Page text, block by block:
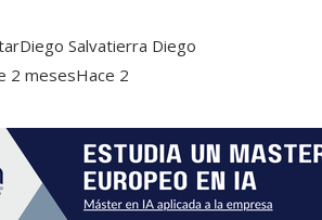
Diego Salvatierra Diego
2 mesesHace 2